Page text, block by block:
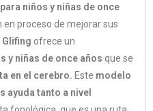
niños y niñas de once
en proceso de mejorar sus
ofrece un
y niñas de once años que se
en el cerebro. Este modelo
ayuda tanto a nivel